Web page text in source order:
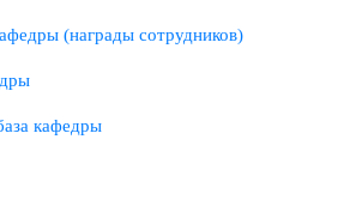
(награды сотрудников)
кафедры